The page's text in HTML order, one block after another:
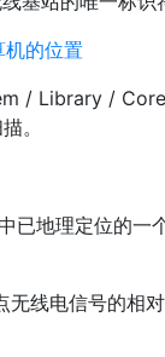
的位置
/ Library /
。
已地理定位的一
线电信号的相